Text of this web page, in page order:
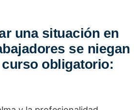
una situación en
se niegan
obligatorio: